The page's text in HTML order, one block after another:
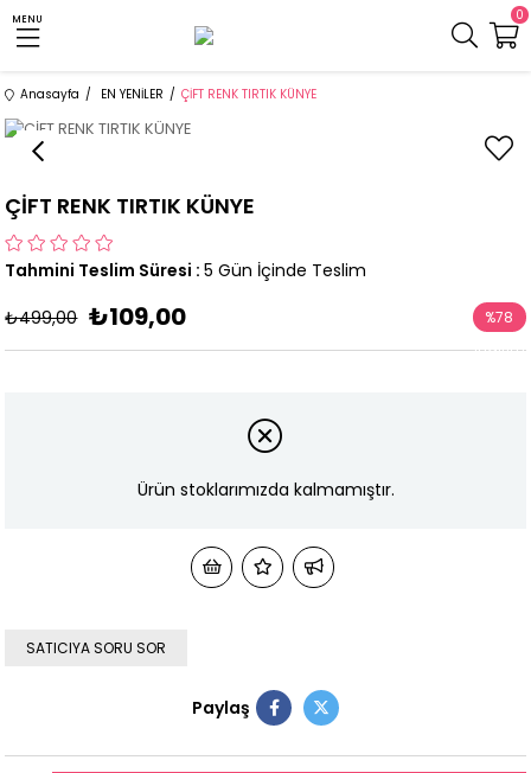
MENU 0
Anasayfa EN YENİLER ÇİFT RENK TIRTIK KÜNYE
ÇİFT RENK TIRTIK KÜNYE
Tahmini Teslim Süresi : 5 Gün İçinde Teslim
₺499,00 ₺109,00 %78
İndirim
Ürün stoklarımızda kalmamıştır.
SATICIYA SORU SOR
Paylaş